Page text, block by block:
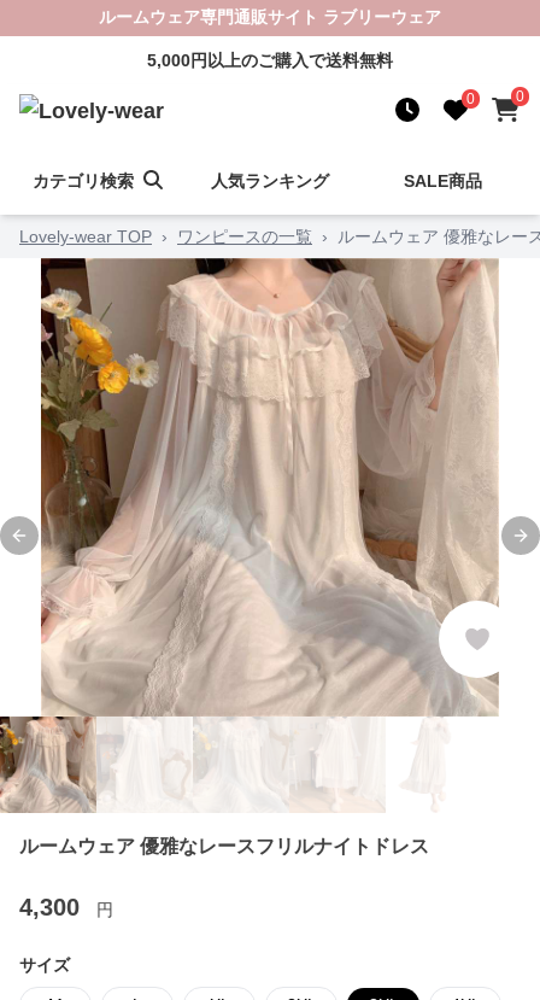
ルームウェア専門通販サイト ラブリーウェア
5,000円以上のご購入で送料無料
0 0
カテゴリ検索 人気ランキング SALE商品
Lovely-wear TOP › ワンピースの一覧 › ルームウェア 優雅なレー
Previous slide
ルームウェア 優雅なレースフリルナイトドレス
4,300 円
サイズ